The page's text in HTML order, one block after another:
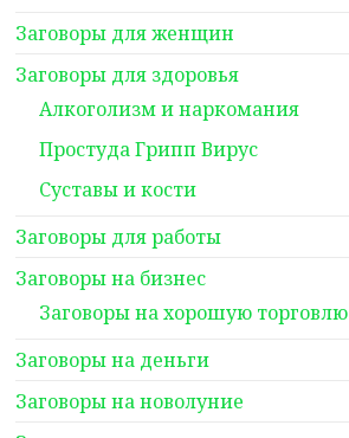
Заговоры для женщин
Заговоры для здоровья
Алкоголизм и наркомания
Простуда Грипп Вирус
Суставы и кости
Заговоры для работы
Заговоры на бизнес
Заговоры на хорошую торговлю
Заговоры на деньги
Заговоры на новолуние